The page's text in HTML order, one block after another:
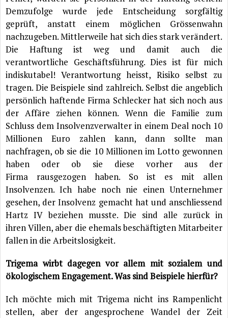
Demzufolge wurde jede Entscheidung sorgfältig
geprüft, anstatt einem möglichen Grössenwahn
nachzugeben. Mittlerweile hat sich dies stark verändert.
Die Haftung ist weg und damit auch die
verantwortliche Geschäftsführung. Dies ist für mich
indiskutabel! Verantwortung heisst, Risiko selbst zu
tragen. Die Beispiele sind zahlreich. Selbst die angeblich
persönlich haftende Firma Schlecker hat sich noch aus
der Affäre ziehen können. Wenn die Familie zum
Schluss dem Insolvenzverwalter in einem Deal noch 10
Millionen Euro zahlen kann, dann sollte man
nachfragen, ob sie die 10 Millionen im Lotto gewonnen
haben oder ob sie diese vorher aus der
Firma rausgezogen haben. So ist es mit allen
Insolvenzen. Ich habe noch nie einen Unternehmer
gesehen, der Insolvenz gemacht hat und anschliessend
Hartz IV beziehen musste. Die sind alle zurück in
ihren Villen, aber die ehemals beschäftigten Mitarbeiter
fallen in die Arbeitslosigkeit.
Trigema wirbt dagegen vor allem mit sozialem und
ökologischem Engagement. Was sind Beispiele hierfür?
Ich möchte mich mit Trigema nicht ins Rampenlicht
stellen, aber der angesprochene Wandel der Zeit